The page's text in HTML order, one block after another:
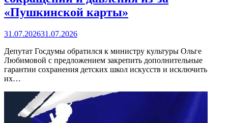
«Пушкинской карты»
31.07.202631.07.2026
Депутат Госдумы обратился к министру культуры Ольге
Любимовой с предложением закрепить дополнительные
гарантии сохранения детских школ искусств и исключить
их…